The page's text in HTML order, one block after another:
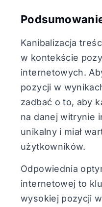
Kanibalizacja
w kontekście
internetowych.
pozycji w
zadbać o to, aby
na danej witrynie
unikalny i miał
użytkowników.
Odpowiednia
internetowej to
wysokiej pozycji